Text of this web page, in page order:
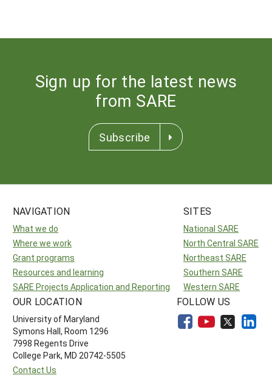
Sign up for the latest news
from SARE
Subscribe
NAVIGATION
What we do
Where we work
Grant programs
Resources and learning
SARE Projects Application and Reporting
SITES
National SARE
North Central SARE
Northeast SARE
Southern SARE
Western SARE
OUR LOCATION
University of Maryland
Symons Hall, Room 1296
7998 Regents Drive
College Park, MD 20742-5505
Contact Us
FOLLOW US